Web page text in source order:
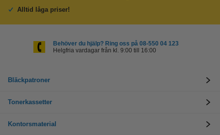
Alltid låga priser!
Behöver du hjälp? Ring oss på 08-550 04 123
Helgfria vardagar från kl. 9:00 till 16:00
Bläckpatroner
Tonerkassetter
Kontorsmaterial